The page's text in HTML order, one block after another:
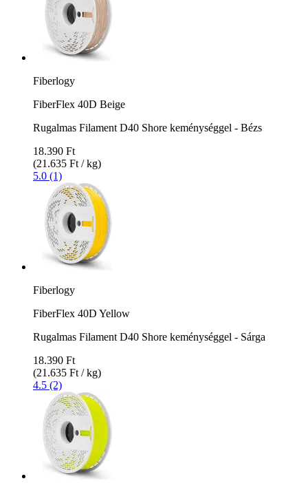
Fiberlogy
FiberFlex 40D Beige
Rugalmas Filament D40 Shore keménységgel - Bézs
18.390 Ft
(21.635 Ft / kg)
5.0 (1)
Fiberlogy
FiberFlex 40D Yellow
Rugalmas Filament D40 Shore keménységgel - Sárga
18.390 Ft
(21.635 Ft / kg)
4.5 (2)